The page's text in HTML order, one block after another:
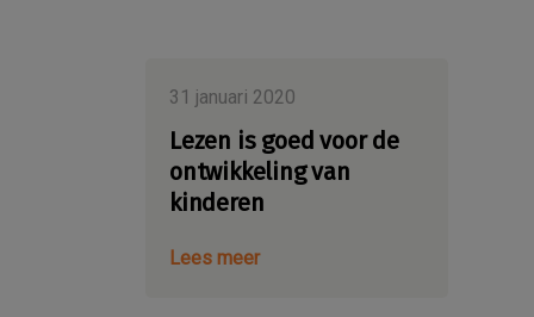
31 januari 2020
Lezen is goed voor de
ontwikkeling van
kinderen
Lees meer